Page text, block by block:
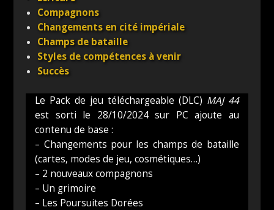
Compagnons
Changements en cité impériale
Champs de bataille
Styles de compétences à venir
Succès
Le Pack de jeu téléchargeable (DLC) MAJ 44
est sorti le 28/10/2024 sur PC ajoute au
contenu de base :
– Changements pour les champs de bataille
(cartes, modes de jeu, cosmétiques…)
– 2 nouveaux compagnons
– Un grimoire
– Les Poursuites Dorées